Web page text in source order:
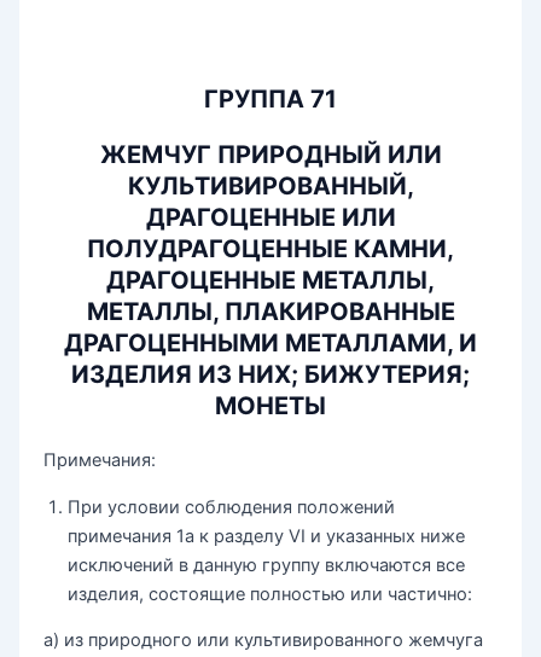
ГРУППА 71
ЖЕМЧУГ ПРИРОДНЫЙ ИЛИ
КУЛЬТИВИРОВАННЫЙ,
ДРАГОЦЕННЫЕ ИЛИ
ПОЛУДРАГОЦЕННЫЕ КАМНИ,
ДРАГОЦЕННЫЕ МЕТАЛЛЫ,
МЕТАЛЛЫ, ПЛАКИРОВАННЫЕ
ДРАГОЦЕННЫМИ МЕТАЛЛАМИ, И
ИЗДЕЛИЯ ИЗ НИХ; БИЖУТЕРИЯ;
МОНЕТЫ
Примечания:
При условии соблюдения положений
примечания 1а к разделу VI и указанных ниже
исключений в данную группу включаются все
изделия, состоящие полностью или частично:
а) из природного или культивированного жемчуга